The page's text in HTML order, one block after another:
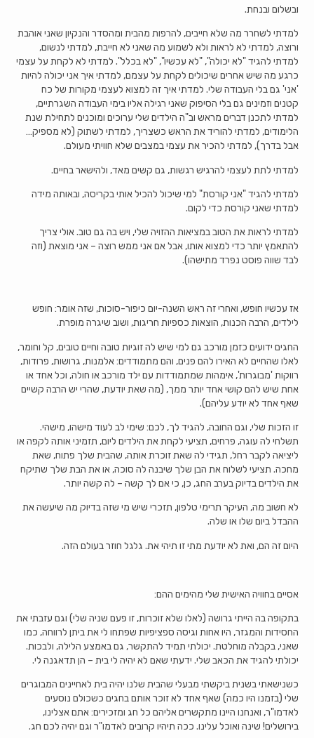
ובשלום ובנחת.
למדתי לשחרר מה שלא חייבים, להרפות מהבית ומהסדר והנקיון שאני אוהבת
ורוצה, למדתי לא לראות ולא לשמוע מה שאני לא חייבת, למדתי לנשום,
למדתי להגיד "לא יכולה", "לא עכשיו", "לא בכלל". למדתי לא לקחת על עצמי
כרגע מה שיש אחרים שיכולים לקחת על עצמם, למדתי איך אני יכולה להיות
'אני' גם בלי העבודה שלי. למדתי איך זה למצוא לעצמי מקורות של כח
קטנים וזמינים גם בלי הסיפוק שאני רגילה אליו בימי העבודה השגרתיים,
למדתי לתכנן דברים מראש וב"ה הילדים שלי ערוכים ומוכנים לתחילת שנת
הלימודים, למדתי להוריד את הראש כשצריך, למדתי לשתוק (לא מספיק…
אבל בדרך), למדתי להכיר את עצמי במצבים שלא חוויתי מעולם.
למדתי לתת לעצמי להרגיש רגשות, גם קשים מאד, ולהישאר בחיים.
למדתי להגיד "אני קורסת" למי שיכול להכיל אותי בקריסה, ובאותה מידה
למדתי שאני קורסת כדי לקום.
למדתי לראות את הטוב במציאות ההזויה שלי, ויש בה גם טוב. אולי צריך
להתאמץ יותר כדי למצוא אותו, אבל אם אני ממש רוצה – אני מוצאת (וזה
לבד שווה פוסט נפרד מתישהו).
אז עכשיו חופש, ואחרי זה ראש השנה-יום כיפור-סוכות, שזה אומר: חופש
לילדים, הרבה הכנות, הוצאות כספיות חריגות, ושוב שיגרה מופרת.
החגים ידועים כזמן מורכב גם למי שיש לה זוגיות טובה וחיים טובים, קל וחומר,
לאלו שהחיים לא האירו להם פנים, והם מתמודדים: אלמנות, גרושות, פרודות,
רווקות 'מבוגרות', אימהות שמתמודדות עם ילד מורכב או חולה, וכל אחד או
אחת שיש להם קושי אחד יותר ממך, (מה שאת יודעת, שהרי יש הרבה קשיים
שאף אחד לא יודע עליהם).
זו הזכות שלי, וגם החובה, להגיד לך, לכם: שימי לב לעוד מישהו, מישהי.
תשלחי לה עוגה, פרחים, תציעי לקחת את הילדים ליום, תזמיני אותה לקפה או
ליציאה לקבר רחל, תגידי לה שאת זוכרת אותה, שהבית שלך פתוח, שאת
מחכה. תציעי לשלוח את הבן שלך שיבנה לה סוכה, או את הבת שלך שתיקח
את הילדים בדיוק בערב החג, כן, כי אם לך קשה – לה קשה יותר.
לא חשוב מה, העיקר תרימי טלפון, תזכרי שיש מי שזה בדיוק מה שיעשה את
ההבדל ביום שלו או שלה.
היום זה הם, ואת לא יודעת מתי זו תיהי את. גלגל חוזר בעולם הזה.
אסיים בחוויה האישית שלי מהימים ההם:
בתקופה בה הייתי גרושה (לאלו שלא זוכרות, זו פעם שניה שלי) וגם עזבתי את
החסידות והמגזר, היו אחות וגיסה ספציפיות שפתחו לי את ביתן לרווחה, כמו
שאני, בקבלה מוחלטת. יכולתי תמיד להתקשר, גם באמצע הלילה, ולבכות.
יכולתי להגיד את הכאב שלי. ידעתי שאם לא יהיה לי בית – הן תדאגנה לי.
כשנישאתי בשנית ביקשתי מבעלי שהבית שלנו יהיה בית לאחיינים המבוגרים
שלי (בזמנו היו כמה) שאף אחד לא זוכר אותם בחגים כשכולם נוסעים
לאדמו"ר, ואנחנו היינו מתקשרים אליהם כל חג ומזכירים: אתם אצלינו,
בירושלים! שינה ואוכל עלינו. ככה תיהיו קרובים לאדמו"ר וגם יהיה לכם חג.